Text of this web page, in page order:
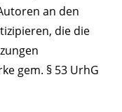
an den
die die
gem. § 53 UrhG